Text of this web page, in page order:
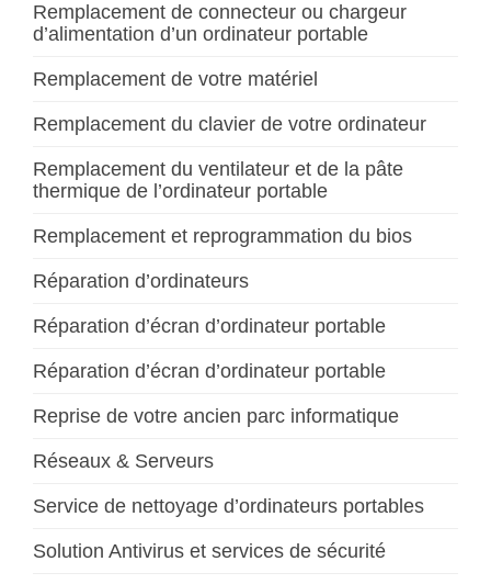
Remplacement de connecteur ou chargeur
d’alimentation d’un ordinateur portable
Remplacement de votre matériel
Remplacement du clavier de votre ordinateur
Remplacement du ventilateur et de la pâte
thermique de l’ordinateur portable
Remplacement et reprogrammation du bios
Réparation d’ordinateurs
Réparation d’écran d’ordinateur portable
Réparation d’écran d’ordinateur portable
Reprise de votre ancien parc informatique
Réseaux & Serveurs
Service de nettoyage d’ordinateurs portables
Solution Antivirus et services de sécurité